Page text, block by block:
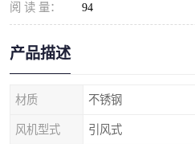
阅 读 量： 94
产品描述
材质 不锈钢
风机型式 引风式